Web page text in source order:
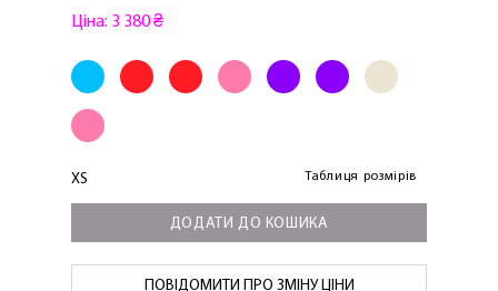
Ціна: 3 380 ₴
XS Таблиця розмірів
ДОДАТИ ДО КОШИКА
ПОВІДОМИТИ ПРО ЗМІНУ ЦІНИ
ЛАСКАВО ПРОСИМО ДО
NOSOVSKI.COM! ПРИЙМІТЬ ВІД НАС